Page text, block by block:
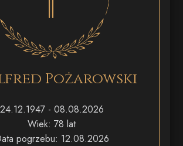
Pożarowski
24.12.1947 - 08.08.2026
Wiek: 78 lat
pogrzebu: 12.08.2026